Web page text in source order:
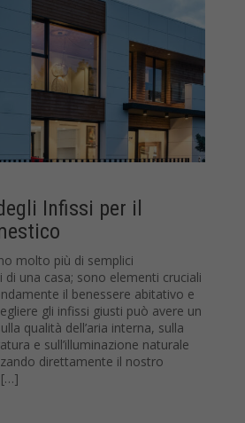
Infissi per il
molto più di semplici
una casa; sono elementi cruciali
il benessere abitativo e
gli infissi giusti può avere un
qualità dell’aria interna, sulla
e sull’illuminazione naturale
direttamente il nostro